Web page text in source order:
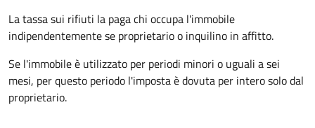
La tassa sui rifiuti la paga chi occupa l'immobile
indipendentemente se proprietario o inquilino in affitto.
Se l'immobile è utilizzato per periodi minori o uguali a sei
mesi, per questo periodo l'imposta è dovuta per intero solo dal
proprietario.